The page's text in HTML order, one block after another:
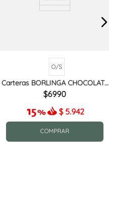
O/S
Carteras BORLINGA CHOCOLATE
MIX
6990
$ 5.942
COMPRAR